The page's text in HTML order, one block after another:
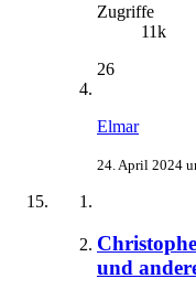
Zugriffe
11k
26
Elmar
24. April 2024
und